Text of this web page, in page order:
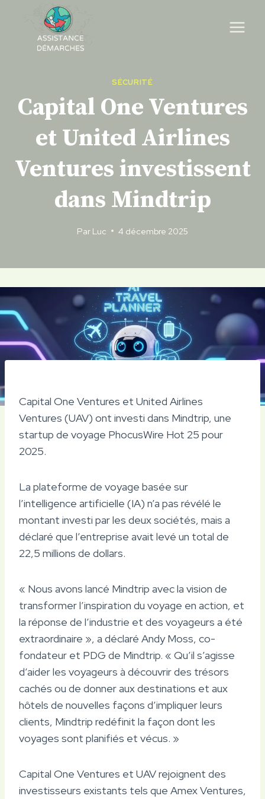
content
SÉCURITÉ
Capital One Ventures
et United Airlines
Ventures investissent
dans Mindtrip
Par Luc 4 décembre 2025
Capital One Ventures et United Airlines
Ventures (UAV) ont investi dans Mindtrip, une
startup de voyage PhocusWire Hot 25 pour
2025.
La plateforme de voyage basée sur
l’intelligence artificielle (IA) n’a pas révélé le
montant investi par les deux sociétés, mais a
déclaré que l’entreprise avait levé un total de
22,5 millions de dollars.
« Nous avons lancé Mindtrip avec la vision de
transformer l’inspiration du voyage en action, et
la réponse de l’industrie et des voyageurs a été
extraordinaire », a déclaré Andy Moss, co-
fondateur et PDG de Mindtrip. « Qu’il s’agisse
d’aider les voyageurs à découvrir des trésors
cachés ou de donner aux destinations et aux
hôtels de nouvelles façons d’impliquer leurs
clients, Mindtrip redéfinit la façon dont les
voyages sont planifiés et vécus. »
Capital One Ventures et UAV rejoignent des
investisseurs existants tels que Amex Ventures,